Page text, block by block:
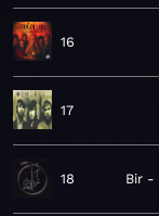
16
17
18 Bir